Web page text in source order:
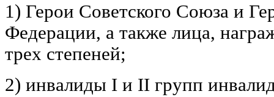
1) Герои Советского Союза и
Федерации, а также лица,
трех степеней;
2) инвалиды I и II групп